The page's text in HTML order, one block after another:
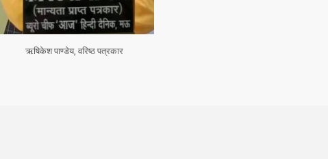
ऋषिकेश पाण्डेय, वरिष्ठ पत्रकार